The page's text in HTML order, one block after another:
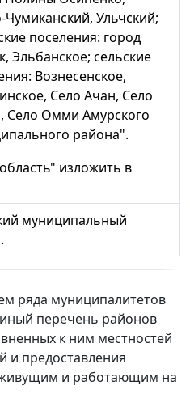
Чумиканский, Ульчский;
поселения: город
Эльбанское; сельские
Вознесенское,
Село Ачан, Село
Село Омми Амурского
района".
изложить в
муниципальный
ряда муниципалитетов
перечень районов
к ним местностей
и предоставления
живущим и работающим на